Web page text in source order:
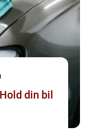
din bil